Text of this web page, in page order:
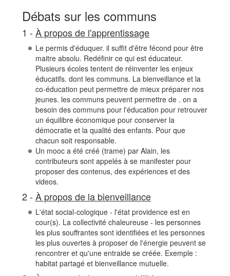
Débats sur les communs
1 - À propos de l'apprentissage
Le permis d'éduquer. il suffit d'être fécond pour être
maitre absolu. Redéfinir ce qui est éducateur.
Plusieurs écoles tentent de réinventer les enjeux
éducatifs. dont les communs. La bienveillance et la
co-éducation peut permettre de mieux préparer nos
jeunes. les communs peuvent permettre de . on a
besoin des communs pour l'éducation pour retrouver
un équilibre économique pour conserver la
démocratie et la qualité des enfants. Pour que
chacun soit responsable.
Un mooc a été créé (trame) par Alain, les
contributeurs sont appelés à se manifester pour
proposer des contenus, des expériences et des
videos.
2 - À propos de la bienveillance
L'état social-cologique - l'état providence est en
cour(s). La collectivité chaleureuse - les personnes
les plus souffrantes sont identifiées et les personnes
les plus ouvertes à proposer de l'énergie peuvent se
rencontrer et qu'une entraide se créée. Exemple :
habitat partagé et bienveillance mutuelle.